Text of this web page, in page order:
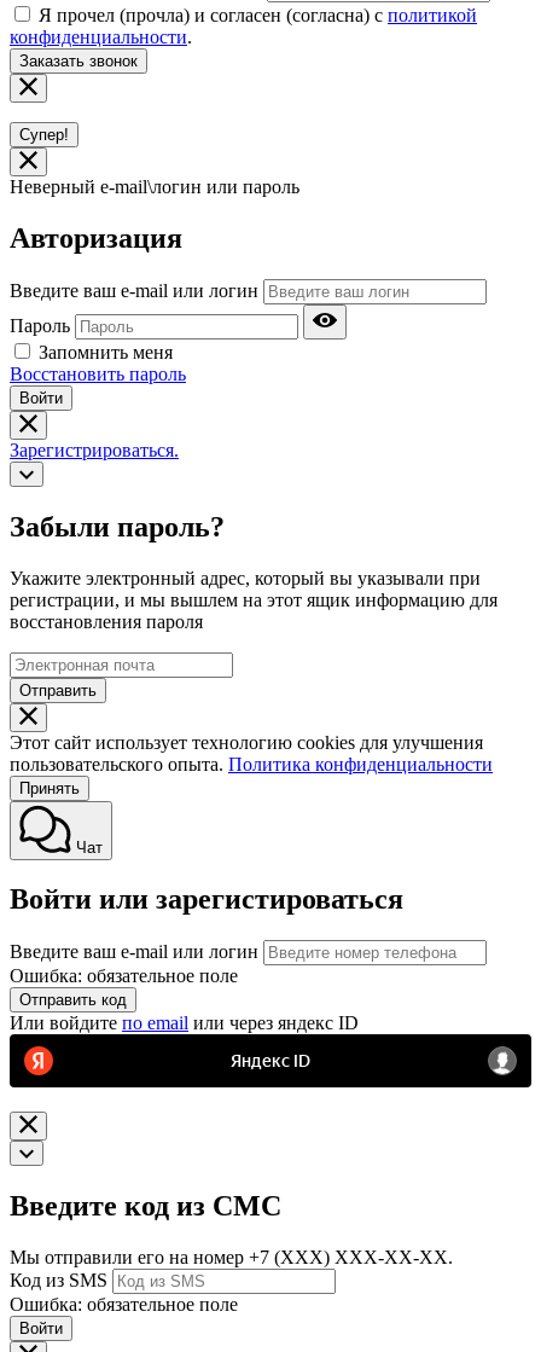
Я прочел (прочла) и согласен (согласна) с политикой
конфиденциальности.
Заказать звонок
Супер!
Неверный e-mail\логин или пароль
Авторизация
Введите ваш e-mail или логин
Пароль
Запомнить меня
Восстановить пароль
Войти
Зарегистрироваться.
Забыли пароль?
Укажите электронный адрес, который вы указывали при
регистрации, и мы вышлем на этот ящик информацию для
восстановления пароля
Отправить
Этот сайт использует технологию cookies для улучшения
пользовательского опыта. Политика конфиденциальности
Принять
Чат
Войти или зарегистироваться
Введите ваш e-mail или логин
Ошибка: обязательное поле
Отправить код
Или войдите по email или через яндекс ID
Введите код из СМС
Мы отправили его на номер +7 (ХХХ) ХХХ-ХХ-ХХ.
Код из SMS
Ошибка: обязательное поле
Войти